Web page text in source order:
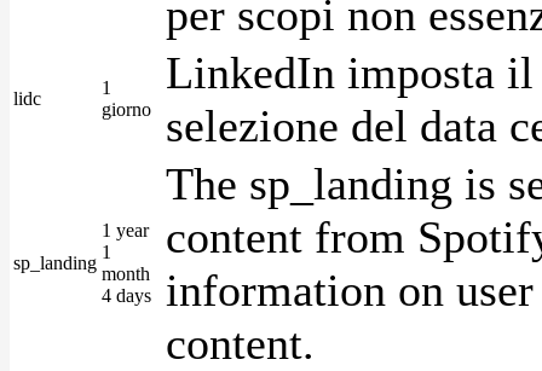
per scopi non
lidc
1
giorno
LinkedIn imposta
selezione del data
sp_landing
1 year
1
month
4 days
The sp_landing is
content from
information on
content.